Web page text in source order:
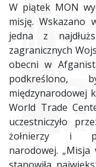
W piątek MON
misję.
jedna z
zagranicznych
obecni w
podkreślono,
międzynarodowej
World Trade
uczestniczyło
żołnierzy i
narodowej.